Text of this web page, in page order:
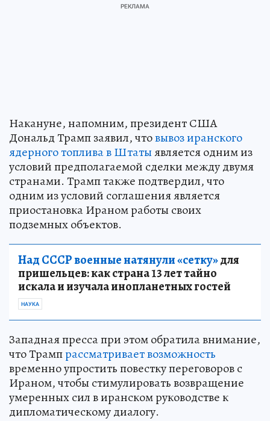
Накануне, напомним, президент США
Дональд Трамп заявил, чтовывоз иранского
ядерного топлива в Штатыявляется одним из
условий предполагаемой сделки между двумя
странами. Трамп также подтвердил, что
одним из условий соглашения является
приостановка Ираном работы своих
подземных объектов.
Над СССР военные натянули «сетку»для
пришельцев: как страна 13 лет тайно
искала и изучала инопланетных гостей
НАУКА
Западная пресса при этом обратила внимание,
что Трампрассматривает возможность
временно упростить повестку переговоров с
Ираном, чтобы стимулировать возвращение
умеренных сил в иранском руководстве к
дипломатическому диалогу.